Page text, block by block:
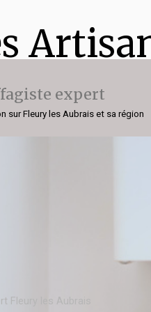
expert
sur Fleury les Aubrais et sa région
Fleury les Aubrais